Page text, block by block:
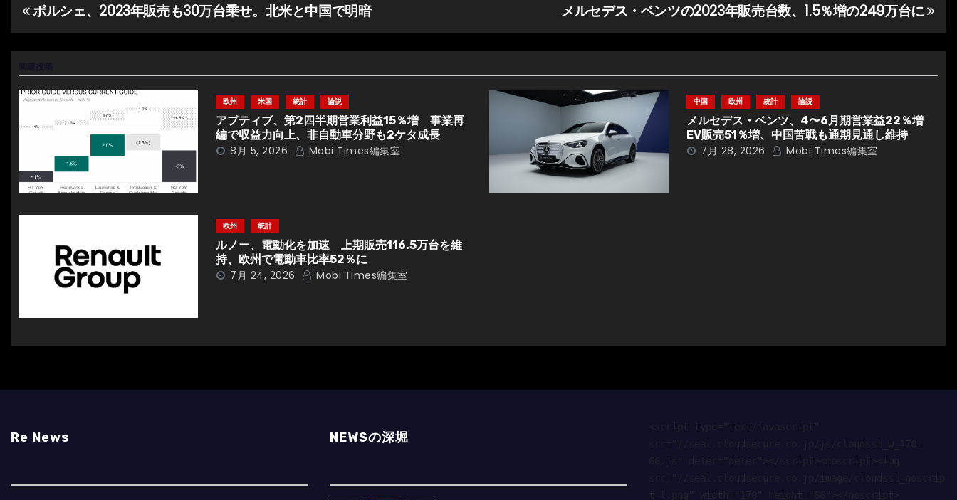
投
稿
ナ
ビ
ゲ
シ
ョ
メルセデス・ベンツの2023年販売台数、1.5％増の249万台に
ポルシェ、2023年販売も30万台乗せ。北米と中国で明暗
欧州 米国 統計 論説
アプティブ、第2四半期営業利益15％増 事業再
編で収益力向上、非自動車分野も2ケタ成長
8月 5, 2026 Mobi Times編集室
中国 欧州 統計 論説
メルセデス・ベンツ、4〜6月期営業益22％増
EV販売51％増、中国苦戦も通期見通し維持
7月 28, 2026 Mobi Times編集室
欧州 統計
ルノー、電動化を加速 上期販売116.5万台を維
持、欧州で電動車比率52％に
7月 24, 2026 Mobi Times編集室
Re News NEWSの深堀